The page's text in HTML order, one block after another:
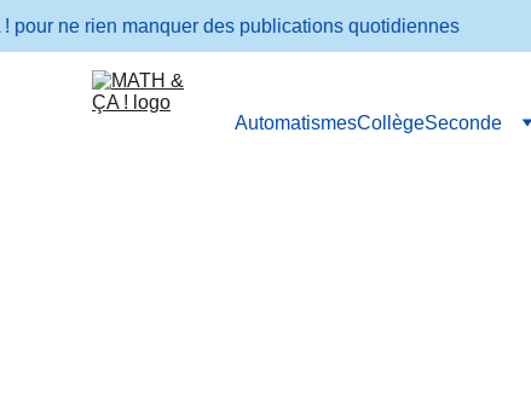
AutomatismesCollègeSeconde
ne rien manquer des publications quotidiennes